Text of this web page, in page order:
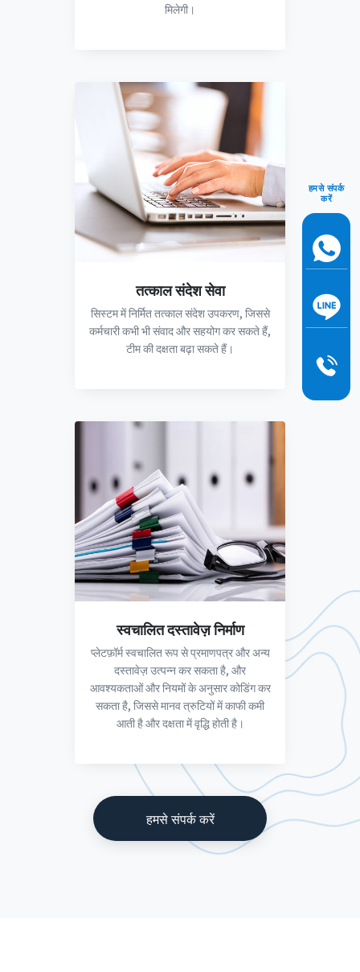
मिलेगी।
तत्काल संदेश सेवा
सिस्टम में निर्मित तत्काल संदेश उपकरण, जिससे
कर्मचारी कभी भी संवाद और सहयोग कर सकते हैं,
टीम की दक्षता बढ़ा सकते हैं।
स्वचालित दस्तावेज़ निर्माण
प्लेटफ़ॉर्म स्वचालित रूप से प्रमाणपत्र और अन्य
दस्तावेज़ उत्पन्न कर सकता है, और
आवश्यकताओं और नियमों के अनुसार कोडिंग कर
सकता है, जिससे मानव त्रुटियों में काफी कमी
आती है और दक्षता में वृद्धि होती है।
हमसे संपर्क करें
हमसे संपर्क
करें